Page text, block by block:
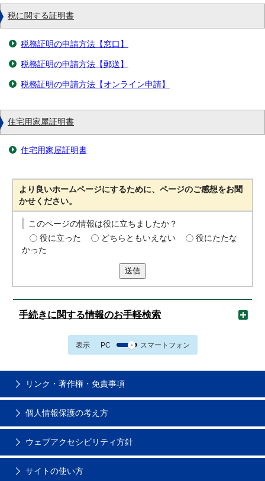
税に関する証明書
税務証明の申請方法【窓口】
税務証明の申請方法【郵送】
税務証明の申請方法【オンライン申請】
住宅用家屋証明書
住宅用家屋証明書
より良いホームページにするために、ページのご感想をお聞
かせください。
このページの情報は役に立ちましたか？
役に立った
どちらともいえない
役にたたな
かった
送信
手続きに関する情報のお手軽検索
表示 PC スマートフォン
リンク・著作権・免責事項
個人情報保護の考え方
ウェブアクセシビリティ方針
サイトの使い方